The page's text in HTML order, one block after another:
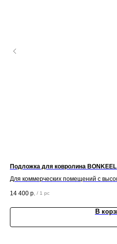
Подложка для ковролина
Для коммерческих помещений с
14 400 р. / 1 pc
В